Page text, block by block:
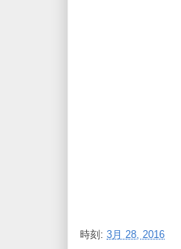
時刻: 3月 28, 2016